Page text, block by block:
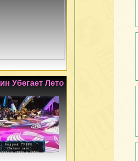
Убегает Лето